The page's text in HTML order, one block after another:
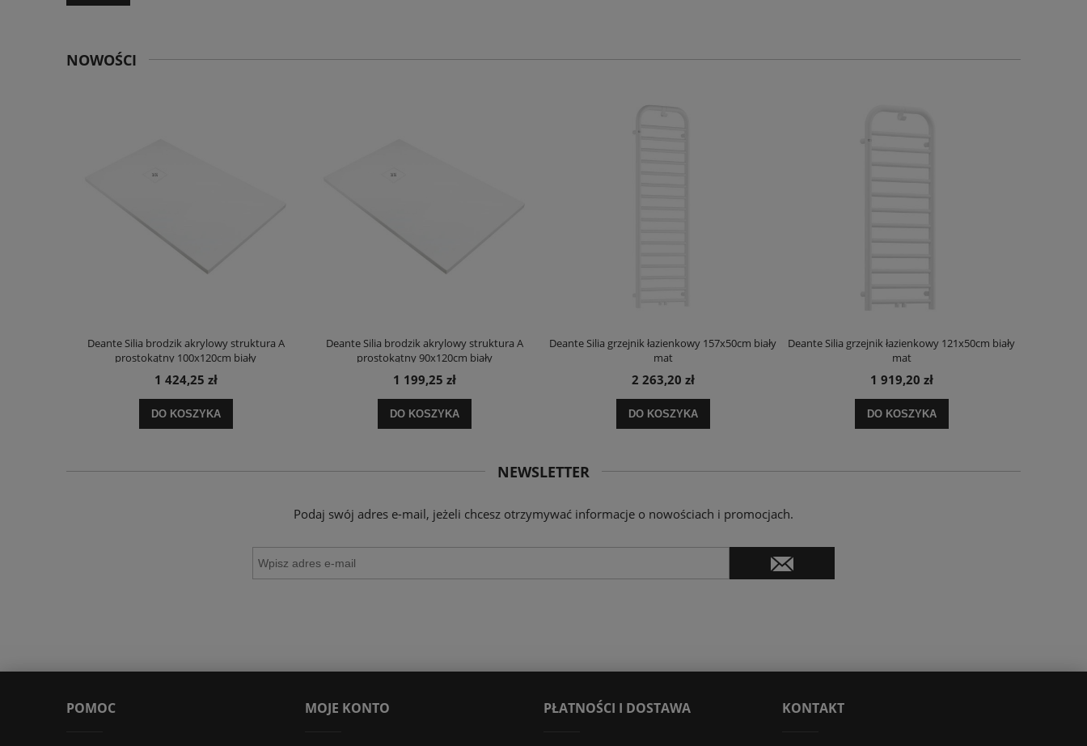
NOWOŚCI
Deante Silia brodzik akrylowy struktura A
prostokątny 100x120cm biały
1 424,25 zł
DO KOSZYKA
Deante Silia brodzik akrylowy struktura A
prostokątny 90x120cm biały
1 199,25 zł
DO KOSZYKA
Deante Silia grzejnik łazienkowy 157x50cm biały
mat
2 263,20 zł
DO KOSZYKA
Deante Silia grzejnik łazienkowy 121x50cm biały
mat
1 919,20 zł
DO KOSZYKA
NEWSLETTER
Podaj swój adres e-mail, jeżeli chcesz otrzymywać informacje o nowościach i promocjach.
POMOC MOJE KONTO PŁATNOŚCI I DOSTAWA KONTAKT